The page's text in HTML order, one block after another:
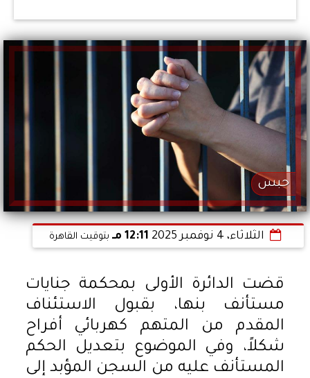
حبس
الثلاثاء، 4 نوفمبر 2025 12:11 مـ بتوقيت القاهرة
قضت الدائرة الأولى بمحكمة جنايات
مستأنف بنها، بقبول الاستئناف
المقدم من المتهم كهربائي أفراح
شكلاً، وفي الموضوع بتعديل الحكم
المستأنف عليه من السجن المؤبد إلى